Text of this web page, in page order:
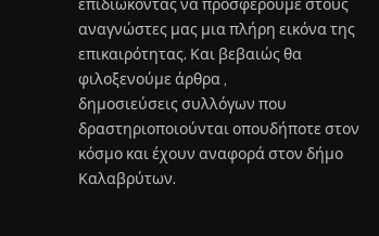
επιδιώκοντας να προσφέρουμε στους
αναγνώστες μας μια πλήρη εικόνα της
επικαιρότητας. Και βεβαιώς θα
φιλοξενούμε άρθρα ,
δημοσιεύσεις συλλόγων που
δραστηριοποιούνται οπουδήποτε στον
κόσμο και έχουν αναφορά στον δήμο
Καλαβρύτων.